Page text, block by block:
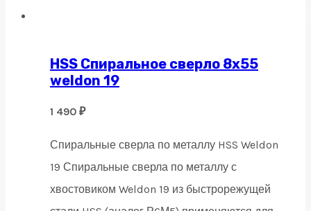
HSS Спиральное сверло 8х55
weldon 19
1 490 ₽
Спиральные сверла по металлу HSS Weldon
19 Спиральные сверла по металлу с
хвостовиком Weldon 19 из быстрорежущей